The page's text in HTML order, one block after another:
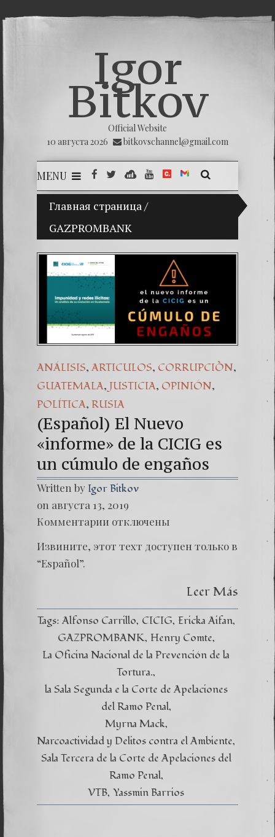
Igor
Bitkov
Official Website
10 августа 2026
bitkovschannel@gmail.com
MENU
Главная страница/
GAZPROMBANK
(Español) Mi hijo Vladimir Bitkov, una
Dr.
ANÁLISIS, ARTICULOS, CORRUPCIÒN,
GUATEMALA, JUSTICIA, OPINIÓN,
POLÍTICA, RUSIA
(Español) El Nuevo
«informe» de la CICIG es
un cúmulo de engaños
Written by Igor Bitkov
on августа 13, 2019
Комментарии отключены
Извините, этот техт доступен только в
“Español”.
Leer Más
Tags: Alfonso Carrillo CICIG Ericka Aifan
GAZPROMBANK Henry Comte
La Oficina Nacional de la Prevención de la
Tortura.
la Sala Segunda e la Corte de Apelaciones
del Ramo Penal
Myrna Mack
Narcoactividad y Delitos contra el Ambiente
Sala Tercera de la Corte de Apelaciones del
Ramo Penal
VTB Yassmin Barrios